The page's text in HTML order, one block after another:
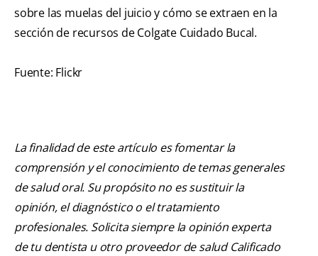
sobre las muelas del juicio y cómo se extraen en la
sección de recursos de Colgate Cuidado Bucal.
Fuente: Flickr
La finalidad de este artículo es fomentar la
comprensión y el conocimiento de temas generales
de salud oral. Su propósito no es sustituir la
opinión, el diagnóstico o el tratamiento
profesionales. Solicita siempre la opinión experta
de tu dentista u otro proveedor de salud Calificado